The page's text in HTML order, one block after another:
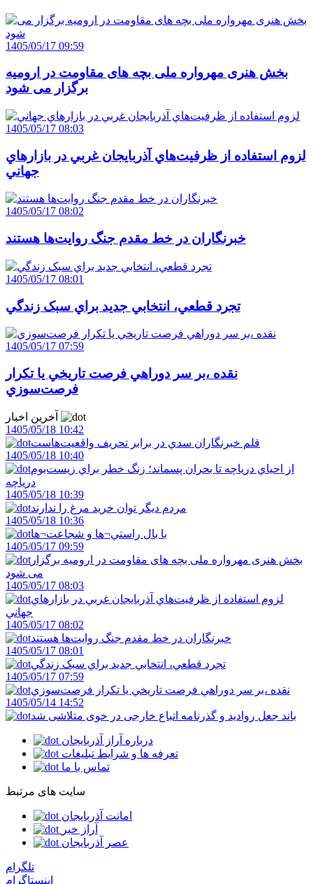
1405/05/17 09:59
بخش هنری مهرواره ملی بچه های مقاومت در ارومیه
برگزار می شود
1405/05/17 08:03
لزوم استفاده از ظرفيت‌هاي آذربايجان غربي در بازارهاي
جهاني
1405/05/17 08:02
خبرنگاران در خط مقدم جنگ روايت‌ها هستند
1405/05/17 08:01
تجرد قطعي، انتخابي جديد براي سبک زندگي
1405/05/17 07:59
نقده ،بر سر دوراهي فرصت تاريخي يا تکرار
فرصت‌سوزي
1405/05/18 10:42
قلم خبرنگاران سدي در برابر تحريف واقعيت‌هاست
1405/05/18 10:40
از احياي درياچه تا بحران پسماند؛ زنگ خطر براي زيست‌بوم
درياچه
1405/05/18 10:39
مردم ديگر توان خريد مرغ را ندارند
1405/05/18 10:36
با بال راستي¬ها و شجاعت¬ها
1405/05/17 09:59
بخش هنری مهرواره ملی بچه های مقاومت در ارومیه برگزار
می شود
1405/05/17 08:03
لزوم استفاده از ظرفيت‌هاي آذربايجان غربي در بازارهاي
جهاني
1405/05/17 08:02
خبرنگاران در خط مقدم جنگ روايت‌ها هستند
1405/05/17 08:01
تجرد قطعي، انتخابي جديد براي سبک زندگي
1405/05/17 07:59
نقده ،بر سر دوراهي فرصت تاريخي يا تکرار فرصت‌سوزي
1405/05/14 14:52
باند جعل روادید و گذرنامه اتباع خارجی در خوی متلاشی شد
درباره آراز آذربایجان
تعرفه ها و شرایط تبلیغات
تماس با ما
سایت های مرتبط
امانت آذربایجان
آراز خبر
عصر آذربایجان
تلگرام
اینستاگرام